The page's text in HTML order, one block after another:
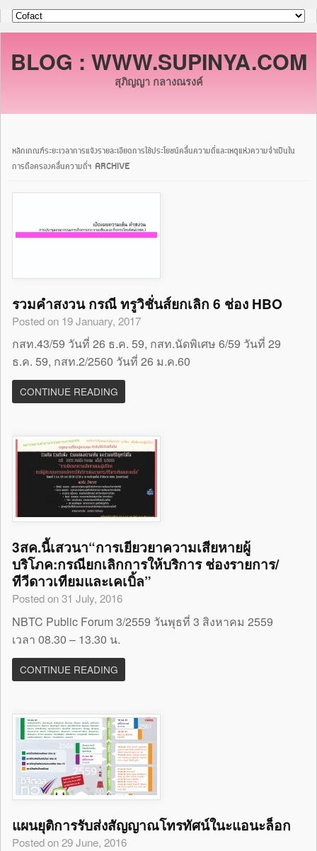
BLOG : WWW.SUPINYA.COM
สุภิญญา กลางณรงค์
หลักเกณฑ์ระยะเวลาการแจ้งรายละเอียดการใช้ประโยชน์คลื่นความถี่และเหตุแห่งความจำเป็นใน
การถือครองคลื่นความถี่ฯ ARCHIVE
รวมคำสงวน กรณี ทรูวิชั่นส์ยกเลิก 6 ช่อง HBO
Posted on 19 January, 2017
กสท.43/59 วันที่ 26 ธ.ค. 59, กสท.นัดพิเศษ 6/59 วันที่ 29
ธ.ค. 59, กสท.2/2560 วันที่ 26 ม.ค.60
CONTINUE READING
3สค.นี้เสวนา“การเยียวยาความเสียหายผู้
บริโภค:กรณียกเลิกการให้บริการ ช่องรายการ/
ทีวีดาวเทียมและเคเบิ้ล”
Posted on 31 July, 2016
NBTC Public Forum 3/2559 วันพุธที่ 3 สิงหาคม 2559
เวลา 08.30 – 13.30 น.
CONTINUE READING
แผนยุติการรับส่งสัญญาณโทรทัศน์ในะแอนะล็อก
Posted on 29 June, 2016